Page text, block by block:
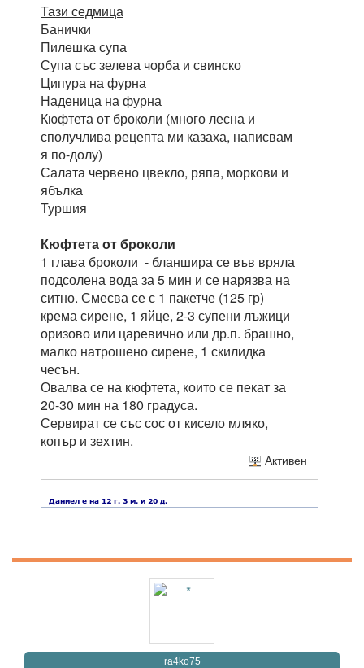
Тази седмица
Банички
Пилешка супа
Супа със зелева чорба и свинско
Ципура на фурна
Наденица на фурна
Кюфтета от броколи (много лесна и
сполучлива рецепта ми казаха, написвам
я по-долу)
Салата червено цвекло, ряпа, моркови и
ябълка
Туршия
Кюфтета от броколи
1 глава броколи - бланшира се във вряла
подсолена вода за 5 мин и се нарязва на
ситно. Смесва се с 1 пакетче (125 гр)
крема сирене, 1 яйце, 2-3 супени лъжици
оризово или царевично или др.п. брашно,
малко натрошено сирене, 1 скилидка
чесън.
Овалва се на кюфтета, които се пекат за
20-30 мин на 180 градуса.
Сервират се със сос от кисело мляко,
копър и зехтин.
Активен
ra4ko75